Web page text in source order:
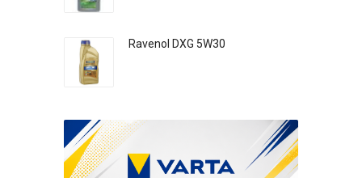
Ravenol DXG 5W30